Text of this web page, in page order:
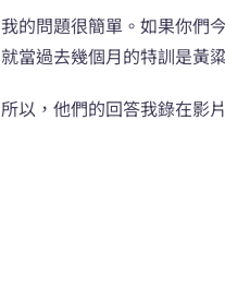
我的問題很簡單。如果你們
就當過去幾個月的特訓是黃
所以，他們的回答我錄在影